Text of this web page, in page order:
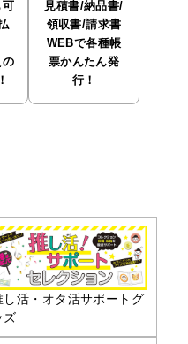
の
見積書/納品書/
領収書/請求書
WEBで各種帳
票かんたん発
行！
し活・オタ活サポートグ
ズ